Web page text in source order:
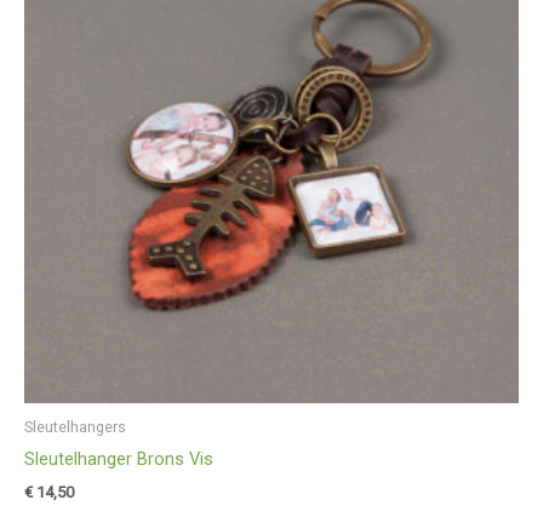
Sleutelhangers
Sleutelhanger Brons Vis
€14,50